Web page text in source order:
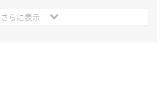
さらに表示